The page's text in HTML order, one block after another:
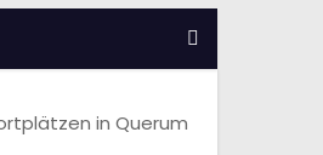
in Querum